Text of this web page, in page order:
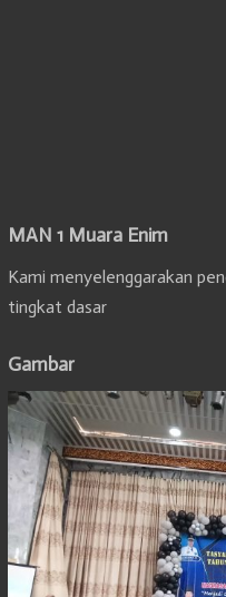
MAN 1 Muara Enim
Kami menyelenggarakan
tingkat dasar
Gambar